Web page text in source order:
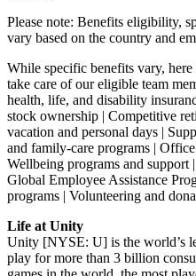
Please note: Benefits eligibility,
vary based on the country and
While specific benefits vary,
take care of our eligible team
health, life, and disability
stock ownership | Competitive
vacation and personal days |
and family-care programs |
Wellbeing programs and support
Global Employee Assistance
programs | Volunteering and
Life at Unity
Unity [NYSE: U] is the world’s
play for more than 3 billion